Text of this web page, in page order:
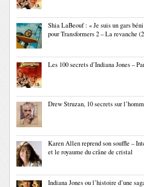
Shia LaBeouf : « Je suis un gars
pour Transformers 2 – La revanche
Les 100 secrets d’Indiana Jones –
Drew Struzan, 10 secrets sur
Karen Allen reprend son souffle –
et le royaume du crâne de cristal
Indiana Jones ou l’histoire d’une